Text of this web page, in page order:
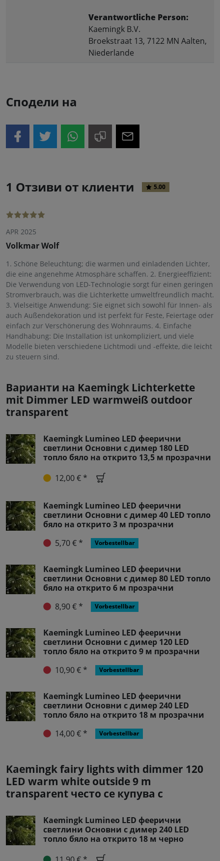
Verantwortliche Person:
Kaemingk B.V.
Broekstraat 13, 7122 MN Aalten,
Niederlande
Сподели на
1 Отзиви от клиенти 5.00
APR 2025
Volkmar Wolf
1. Schöne Beleuchtung; die warmen und einladenden Lichter,
die eine angenehme Atmosphäre schaffen. 2. Energieeffizient:
Die Verwendung von LED-Technologie sorgt für einen geringen
Stromverbrauch, was die Lichterkette umweltfreundlich macht.
3. Vielseitige Anwendung: Sie eignet sich sowohl für Innen- als
auch Außendekoration und ist perfekt für Feste, Feiertage oder
einfach zur Verschönerung des Wohnraums. 4. Einfache
Handhabung: Die Installation ist unkompliziert, und viele
Modelle bieten verschiedene Lichtmodi und -effekte, die leicht
zu steuern sind.
Варианти на Kaemingk Lichterkette
mit Dimmer LED warmweiß outdoor
transparent
Kaemingk Lumineo LED феерични
светлини Основни с димер 180 LED
топло бяло на открито 13,5 м прозрачни
12,00 € *
Kaemingk Lumineo LED феерични
светлини Основни с димер 40 LED топло
бяло на открито 3 м прозрачни
5,70 € *
Vorbestellbar
Kaemingk Lumineo LED феерични
светлини Основни с димер 80 LED топло
бяло на открито 6 м прозрачни
8,90 € *
Vorbestellbar
Kaemingk Lumineo LED феерични
светлини Основни с димер 120 LED
топло бяло на открито 9 м прозрачни
10,90 € *
Vorbestellbar
Kaemingk Lumineo LED феерични
светлини Основни с димер 240 LED
топло бяло на открито 18 м прозрачни
14,00 € *
Vorbestellbar
Kaemingk fairy lights with dimmer 120
LED warm white outside 9 m
transparent често се купува с
Kaemingk Lumineo LED феерични
светлини Основни с димер 240 LED
топло бяло на открито 18 м черно